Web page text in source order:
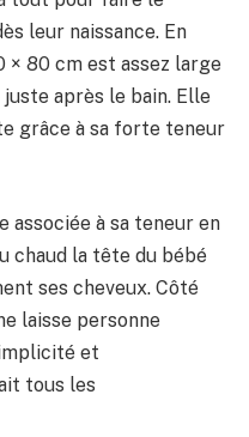
leur naissance. En
80 cm est assez large
après le bain. Elle
grâce à sa forte teneur
associée à sa teneur en
chaud la tête du bébé
ses cheveux. Côté
laisse personne
et
tous les